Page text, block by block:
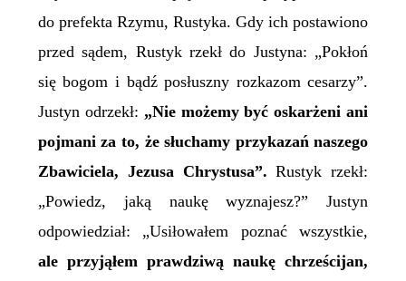
do prefekta Rzymu, Rustyka. Gdy ich postawiono
przed sądem, Rustyk rzekł do Justyna: „Pokłoń
się bogom i bądź posłuszny rozkazom cesarzy”.
Justyn odrzekł: „Nie możemy być oskarżeni ani
pojmani za to, że słuchamy przykazań naszego
Zbawiciela, Jezusa Chrystusa”. Rustyk rzekł:
„Powiedz, jaką naukę wyznajesz?” Justyn
odpowiedział: „Usiłowałem poznać wszystkie,
ale przyjąłem prawdziwą naukę chrześcijan,